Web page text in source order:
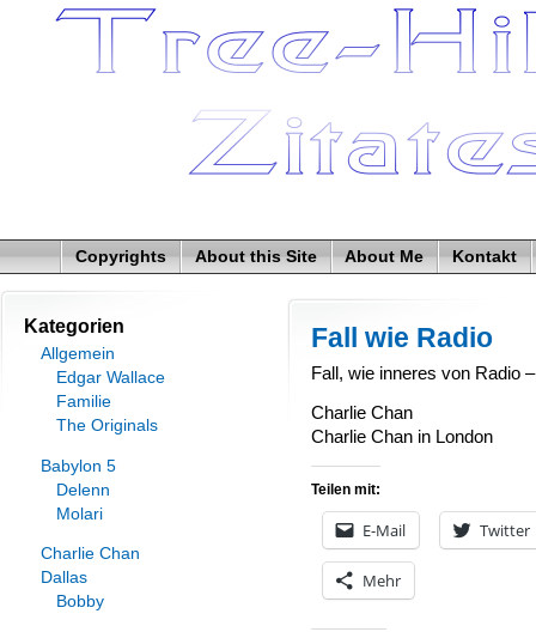
Copyrights About this Site About Me Kontakt
Fall wie Radio
Fall, wie inneres von Radio
Charlie Chan
Charlie Chan in London
Teilen mit:
E-Mail Twitter
Mehr
Kategorien
Allgemein
Edgar Wallace
Familie
The Originals
Babylon 5
Delenn
Molari
Charlie Chan
Dallas
Bobby